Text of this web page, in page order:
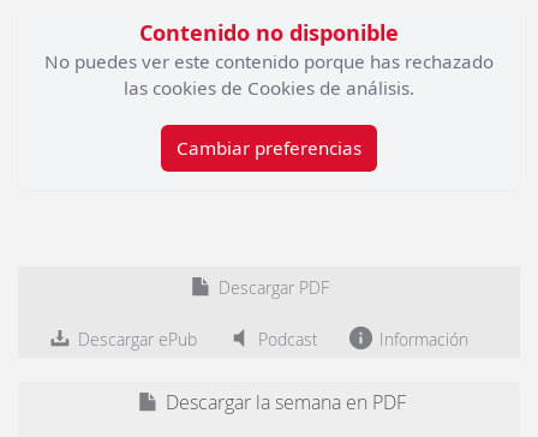
Contenido no disponible
No puedes ver este contenido porque has rechazado
las cookies de Cookies de análisis.
Cambiar preferencias
Descargar PDF
Descargar ePub Podcast Información
Descargar la semana en PDF